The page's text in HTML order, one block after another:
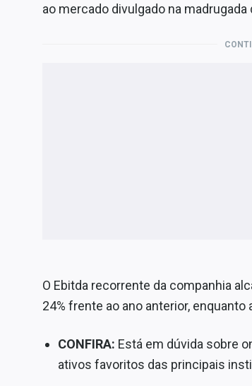
ao mercado divulgado na
O Ebitda recorrente da companhia
24% frente ao ano anterior,
CONFIRA: Está em dúvida sobre
ativos favoritos das principais